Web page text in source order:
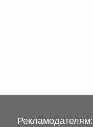
Рекламодателям: